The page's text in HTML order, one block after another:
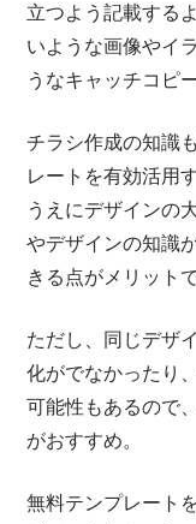
立つよう記載する
いような画像やイ
うなキャッチコピ
チラシ作成の知識
レートを有効活用
うえにデザインの
やデザインの知識
きる点がメリットで
ただし、同じデザ
化がでなかったり
可能性もあるので
がおすすめ。
無料テンプレート